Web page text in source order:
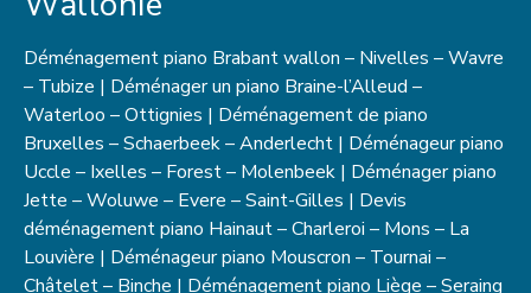
Déménagement piano Brabant wallon – Nivelles – Wavre
– Tubize | Déménager un piano Braine-l’Alleud –
Waterloo – Ottignies | Déménagement de piano
Bruxelles – Schaerbeek – Anderlecht | Déménageur piano
Uccle – Ixelles – Forest – Molenbeek | Déménager piano
Jette – Woluwe – Evere – Saint-Gilles | Devis
déménagement piano Hainaut– Charleroi – Mons – La
Louvière | Déménageur piano Mouscron – Tournai –
Châtelet – Binche | Déménagement piano Liège – Seraing